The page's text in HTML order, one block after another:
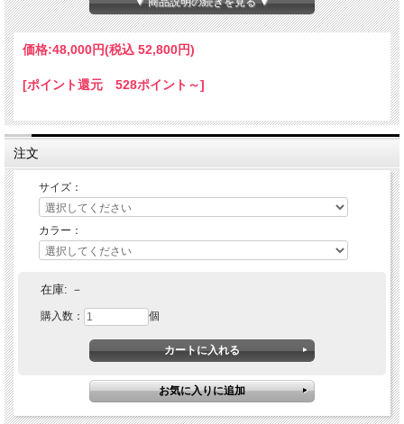
COOTIE (クーティー) Narrow Studs Belt
価格:48,000円(税込 52,800円)
[ポイント還元 528ポイント～]
注文
サイズ：
カラー：
在庫: －
購入数： 個